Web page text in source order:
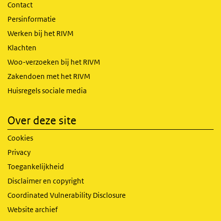
Contact
Persinformatie
Werken bij het RIVM
Klachten
Woo-verzoeken bij het RIVM
Zakendoen met het RIVM
Huisregels sociale media
Over deze site
Cookies
Privacy
Toegankelijkheid
Disclaimer en copyright
Coordinated Vulnerability Disclosure
Website archief